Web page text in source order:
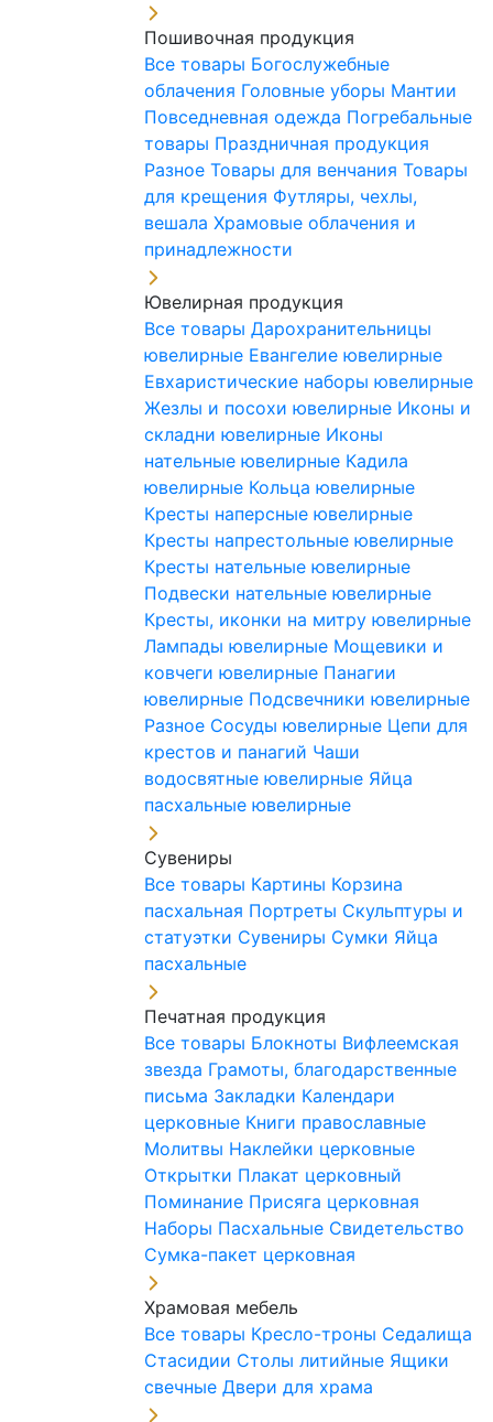
Пошивочная продукция
Все товары Богослужебные
облачения Головные уборы Мантии
Повседневная одежда Погребальные
товары Праздничная продукция
Разное Товары для венчания Товары
для крещения Футляры, чехлы,
вешала Храмовые облачения и
принадлежности
Ювелирная продукция
Все товары Дарохранительницы
ювелирные Евангелие ювелирные
Евхаристические наборы ювелирные
Жезлы и посохи ювелирные Иконы и
складни ювелирные Иконы
нательные ювелирные Кадила
ювелирные Кольца ювелирные
Кресты наперсные ювелирные
Кресты напрестольные ювелирные
Кресты нательные ювелирные
Подвески нательные ювелирные
Кресты, иконки на митру ювелирные
Лампады ювелирные Мощевики и
ковчеги ювелирные Панагии
ювелирные Подсвечники ювелирные
Разное Сосуды ювелирные Цепи для
крестов и панагий Чаши
водосвятные ювелирные Яйца
пасхальные ювелирные
Сувениры
Все товары Картины Корзина
пасхальная Портреты Скульптуры и
статуэтки Сувениры Сумки Яйца
пасхальные
Печатная продукция
Все товары Блокноты Вифлеемская
звезда Грамоты, благодарственные
письма Закладки Календари
церковные Книги православные
Молитвы Наклейки церковные
Открытки Плакат церковный
Поминание Присяга церковная
Наборы Пасхальные Свидетельство
Сумка-пакет церковная
Храмовая мебель
Все товары Кресло-троны Седалища
Стасидии Столы литийные Ящики
свечные Двери для храма